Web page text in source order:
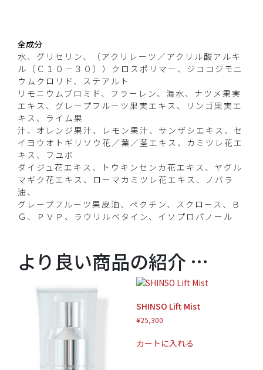
全成分
水、グリセリン、（アクリレーツ／アクリル酸アルキ
ル（Ｃ１０－３０））クロスポリマー、ジココジモニ
ウムクロリド、ステアルト
リモニウムブロミド、フラーレン、海水、ナツメ果実
エキス、グレープフルーツ果実エキス、リンゴ果実エ
キス、ライム果
汁、オレンジ果汁、レモン果汁、サンザシエキス、セ
イヨウオトギリソウ花／葉／茎エキス、カミツレ花エ
キス、フユボ
ダイジュ花エキス、トウキンセンカ花エキス、ヤグル
マギク花エキス、ローマカミツレ花エキス、ノバラ
油、
グレープフルーツ果皮油、ペクチン、スクロース、Ｂ
Ｇ、ＰＶＰ、ラウリルベタイン、イソプロパノール
より良い商品の紹介 …
SHINSO Lift Mist
¥25,300
カートに入れる